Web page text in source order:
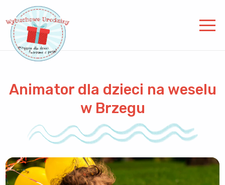
Animator dla dzieci na weselu
w Brzegu